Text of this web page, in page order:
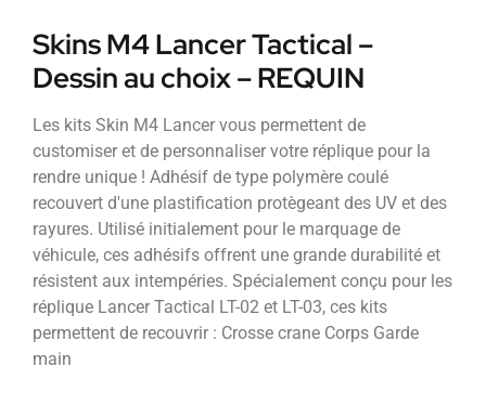
Skins M4 Lancer Tactical –
Dessin au choix – REQUIN
Les kits Skin M4 Lancer vous permettent de
customiser et de personnaliser votre réplique pour la
rendre unique ! Adhésif de type polymère coulé
recouvert d'une plastification protègeant des UV et des
rayures. Utilisé initialement pour le marquage de
véhicule, ces adhésifs offrent une grande durabilité et
résistent aux intempéries. Spécialement conçu pour les
réplique Lancer Tactical LT-02 et LT-03, ces kits
permettent de recouvrir : Crosse crane Corps Garde
main